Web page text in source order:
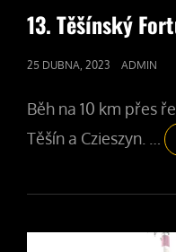
LINKS
13. Těšínský
POSTED
25 DUBNA, 2023 ADMIN
Běh na 10 km přes
Těšín a Czieszyn. …